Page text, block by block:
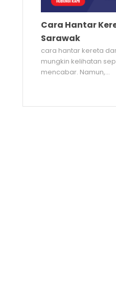
Cara Hantar
Sarawak
cara hantar kereta
mungkin kelihatan
mencabar. Namun,...